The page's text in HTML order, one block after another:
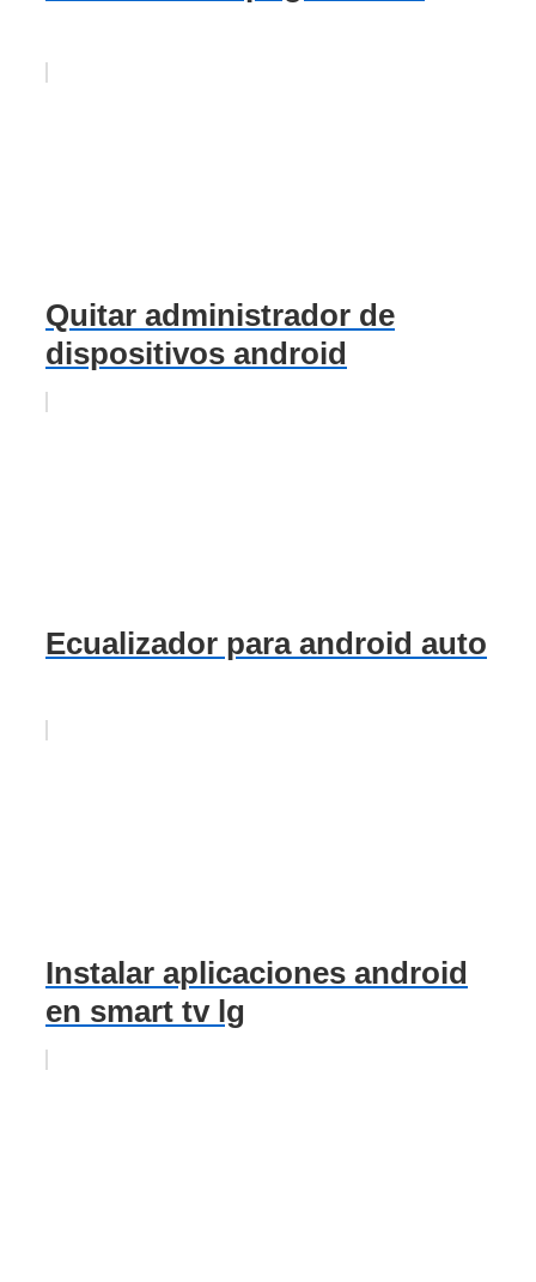
Quitar administrador de
dispositivos android
Ecualizador para android auto
Instalar aplicaciones android
en smart tv lg